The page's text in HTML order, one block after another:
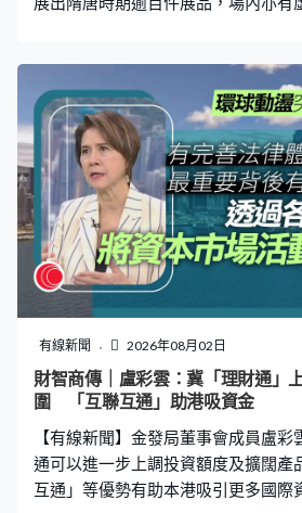
晚，但是整個展覽中說不了這麼多
整個唐朝的故事，我們只能夠抽取它
講述。」 在香港歷史博物館的這個
相關展品，涵蓋玉器、瓷器和陶俑
是唐代喪葬文化中的《十二生肖俑
北方位順時針序列布置，象徵神靈
守護墓主。香港中文大學歷史系高級
唐初十二生肖俑的隨葬是南方流行的
唐，這種葬俗傳播到北方，反映南北
相影響而融合，是緣於中國農耕文明
反映先民尋求與大自然契合生活的原
唐朝盛行，這個就是唐代用於裝載香
蕭錦華：「正因為唐人廣泛使用各種
品。譬如是唐代絲綢之路東端核心
有線新聞 2026年08月02日
財智商傳｜盧彩雲：冀「理財通」
圍 「互聯互通」助港吸資金
【有線新聞】金發局董事會成員盧
通可以進一步上調投資額度及擴闊產
互通」等優勢有助本港吸引更多國際